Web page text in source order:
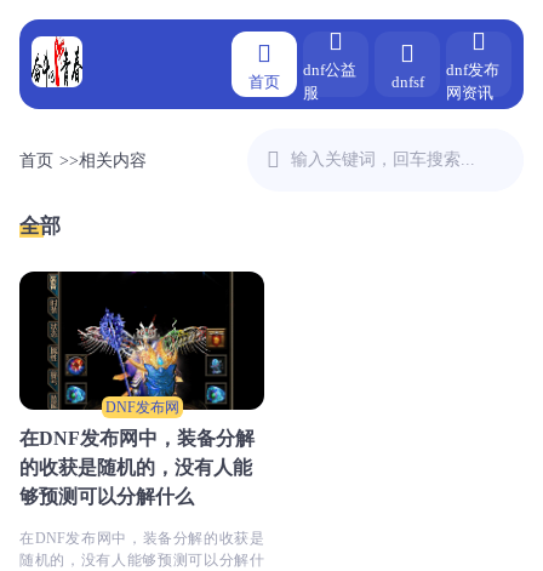
首页
dnf公益
服
dnfsf
dnf发布
网资讯
首页 >>相关内容
全部
DNF发布网
在DNF发布网中，装备分解
的收获是随机的，没有人能
够预测可以分解什么
在DNF发布网中，装备分解的收获是
随机的，没有人能够预测可以分解什